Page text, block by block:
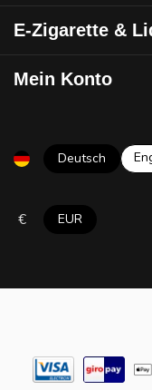
E-Zigarette &
Mein Konto
Deutsch
€ EUR